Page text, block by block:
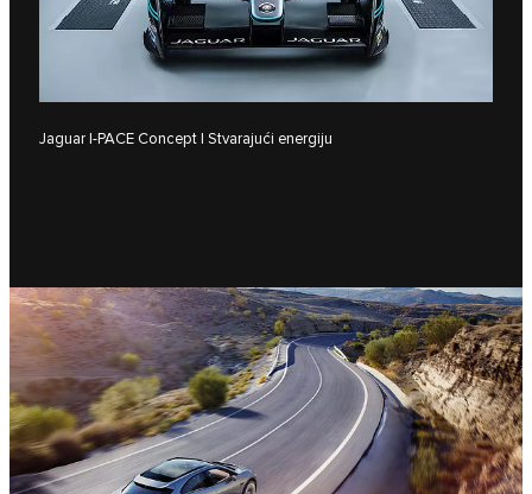
Jaguar I‑PACE Concept | Stvarajući energiju